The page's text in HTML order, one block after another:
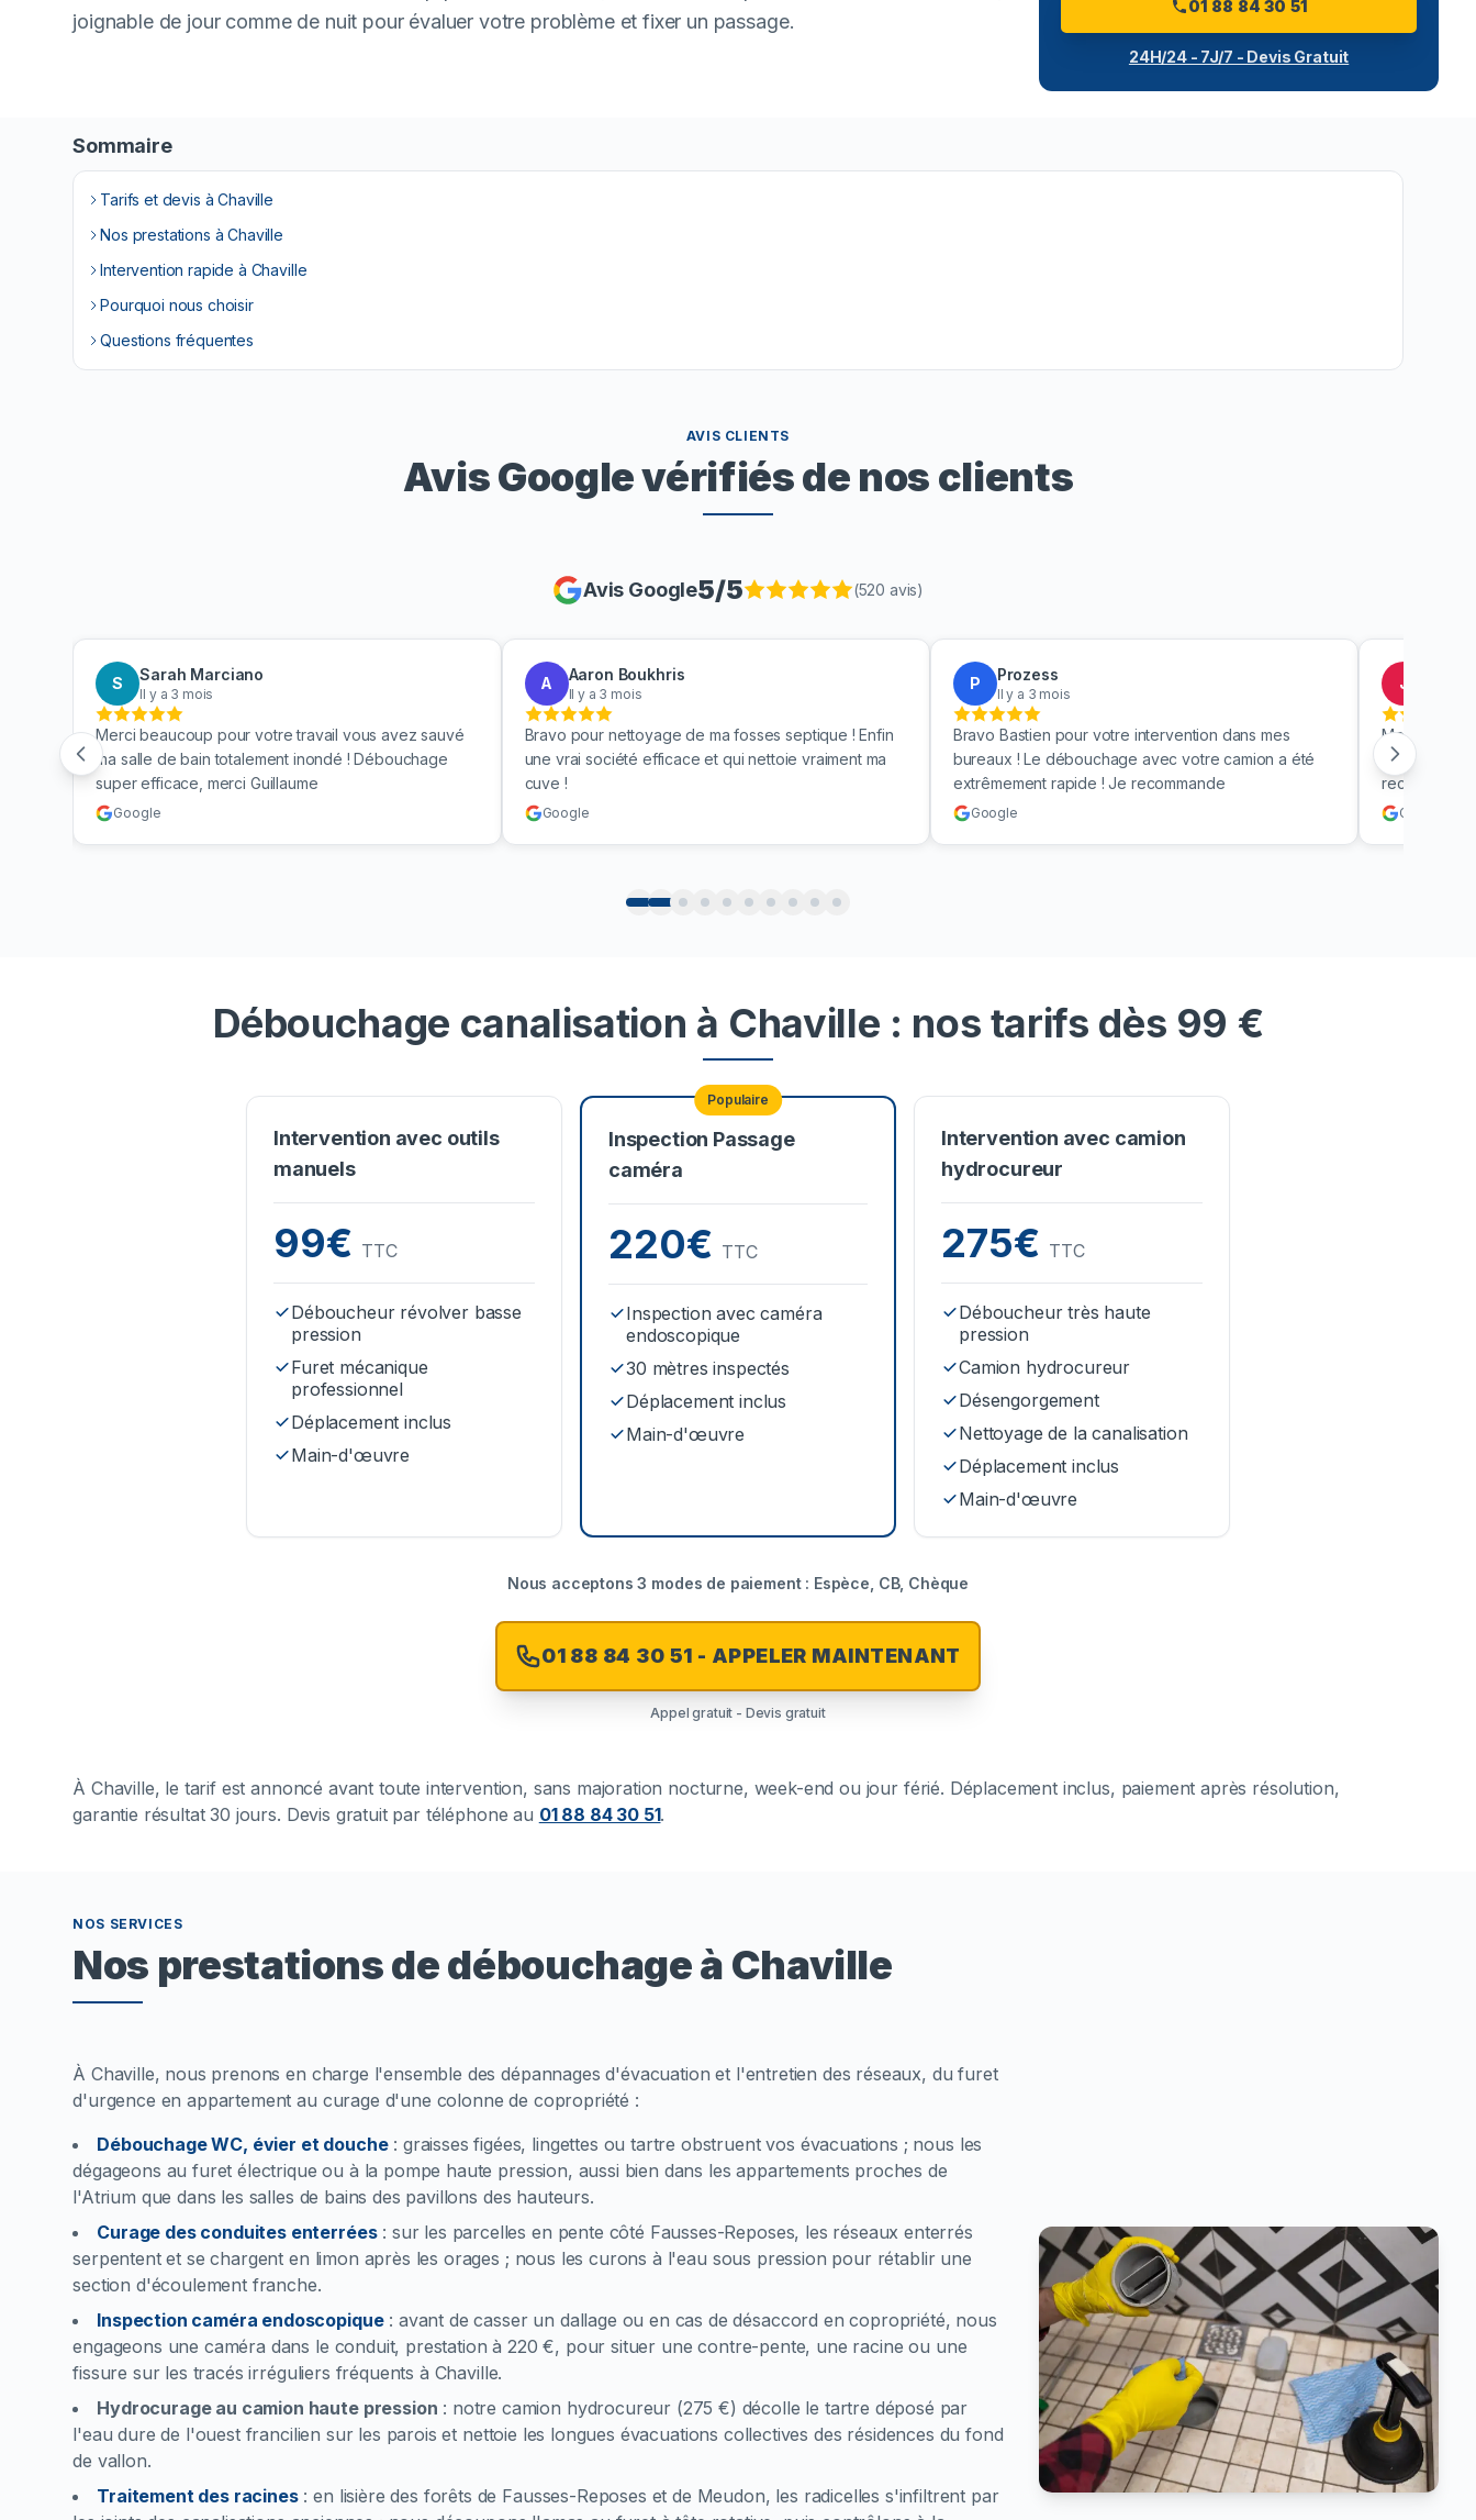
joignable de jour comme de nuit pour évaluer votre problème et fixer un passage.
01 88 84 30 51
24H/24 - 7J/7 - Devis Gratuit
Sommaire
Tarifs et devis à Chaville
Nos prestations à Chaville
Intervention rapide à Chaville
Pourquoi nous choisir
Questions fréquentes
AVIS CLIENTS
Avis Google vérifiés de nos clients
Avis Google5/5 (520 avis)
S Sarah Marciano
Il y a 3 mois
Merci beaucoup pour votre travail vous avez sauvé
ma salle de bain totalement inondé ! Débouchage
super efficace, merci Guillaume
Google
A Aaron Boukhris
Il y a 3 mois
Bravo pour nettoyage de ma fosses septique ! Enfin
une vrai société efficace et qui nettoie vraiment ma
cuve !
Google
P Prozess
Il y a 3 mois
Bravo Bastien pour votre intervention dans mes
bureaux ! Le débouchage avec votre camion a été
extrêmement rapide ! Je recommande
Google
J
Merci
toilettes en
Google
Débouchage canalisation à Chaville : nos tarifs dès 99 €
Intervention avec outils
manuels
99€ TTC
Déboucheur révolver basse
pression
Furet mécanique
professionnel
Déplacement inclus
Main-d'œuvre
Populaire
Inspection Passage
caméra
220€ TTC
Inspection avec caméra
endoscopique
30 mètres inspectés
Déplacement inclus
Main-d'œuvre
Intervention avec camion
hydrocureur
275€ TTC
Déboucheur très haute
pression
Camion hydrocureur
Désengorgement
Nettoyage de la canalisation
Déplacement inclus
Main-d'œuvre
Nous acceptons 3 modes de paiement : Espèce, CB, Chèque
01 88 84 30 51 - APPELER MAINTENANT
Appel gratuit - Devis gratuit
À Chaville, le tarif est annoncé avant toute intervention, sans majoration nocturne, week-end ou jour férié. Déplacement inclus, paiement après résolution,
garantie résultat 30 jours. Devis gratuit par téléphone au 01 88 84 30 51.
NOS SERVICES
Nos prestations de débouchage à Chaville
À Chaville, nous prenons en charge l'ensemble des dépannages d'évacuation et l'entretien des réseaux, du furet
d'urgence en appartement au curage d'une colonne de copropriété :
Débouchage WC, évier et douche: graisses figées, lingettes ou tartre obstruent vos évacuations ; nous les
dégageons au furet électrique ou à la pompe haute pression, aussi bien dans les appartements proches de
l'Atrium que dans les salles de bains des pavillons des hauteurs.
Curage des conduites enterrées: sur les parcelles en pente côté Fausses-Reposes, les réseaux enterrés
serpentent et se chargent en limon après les orages ; nous les curons à l'eau sous pression pour rétablir une
section d'écoulement franche.
Inspection caméra endoscopique: avant de casser un dallage ou en cas de désaccord en copropriété, nous
engageons une caméra dans le conduit, prestation à 220 €, pour situer une contre-pente, une racine ou une
fissure sur les tracés irréguliers fréquents à Chaville.
Hydrocurage au camion haute pression : notre camion hydrocureur (275 €) décolle le tartre déposé par
l'eau dure de l'ouest francilien sur les parois et nettoie les longues évacuations collectives des résidences du fond
de vallon.
Traitement des racines:en lisière des forêts de Fausses-Reposes et de Meudon, les radicelles s'infiltrent par